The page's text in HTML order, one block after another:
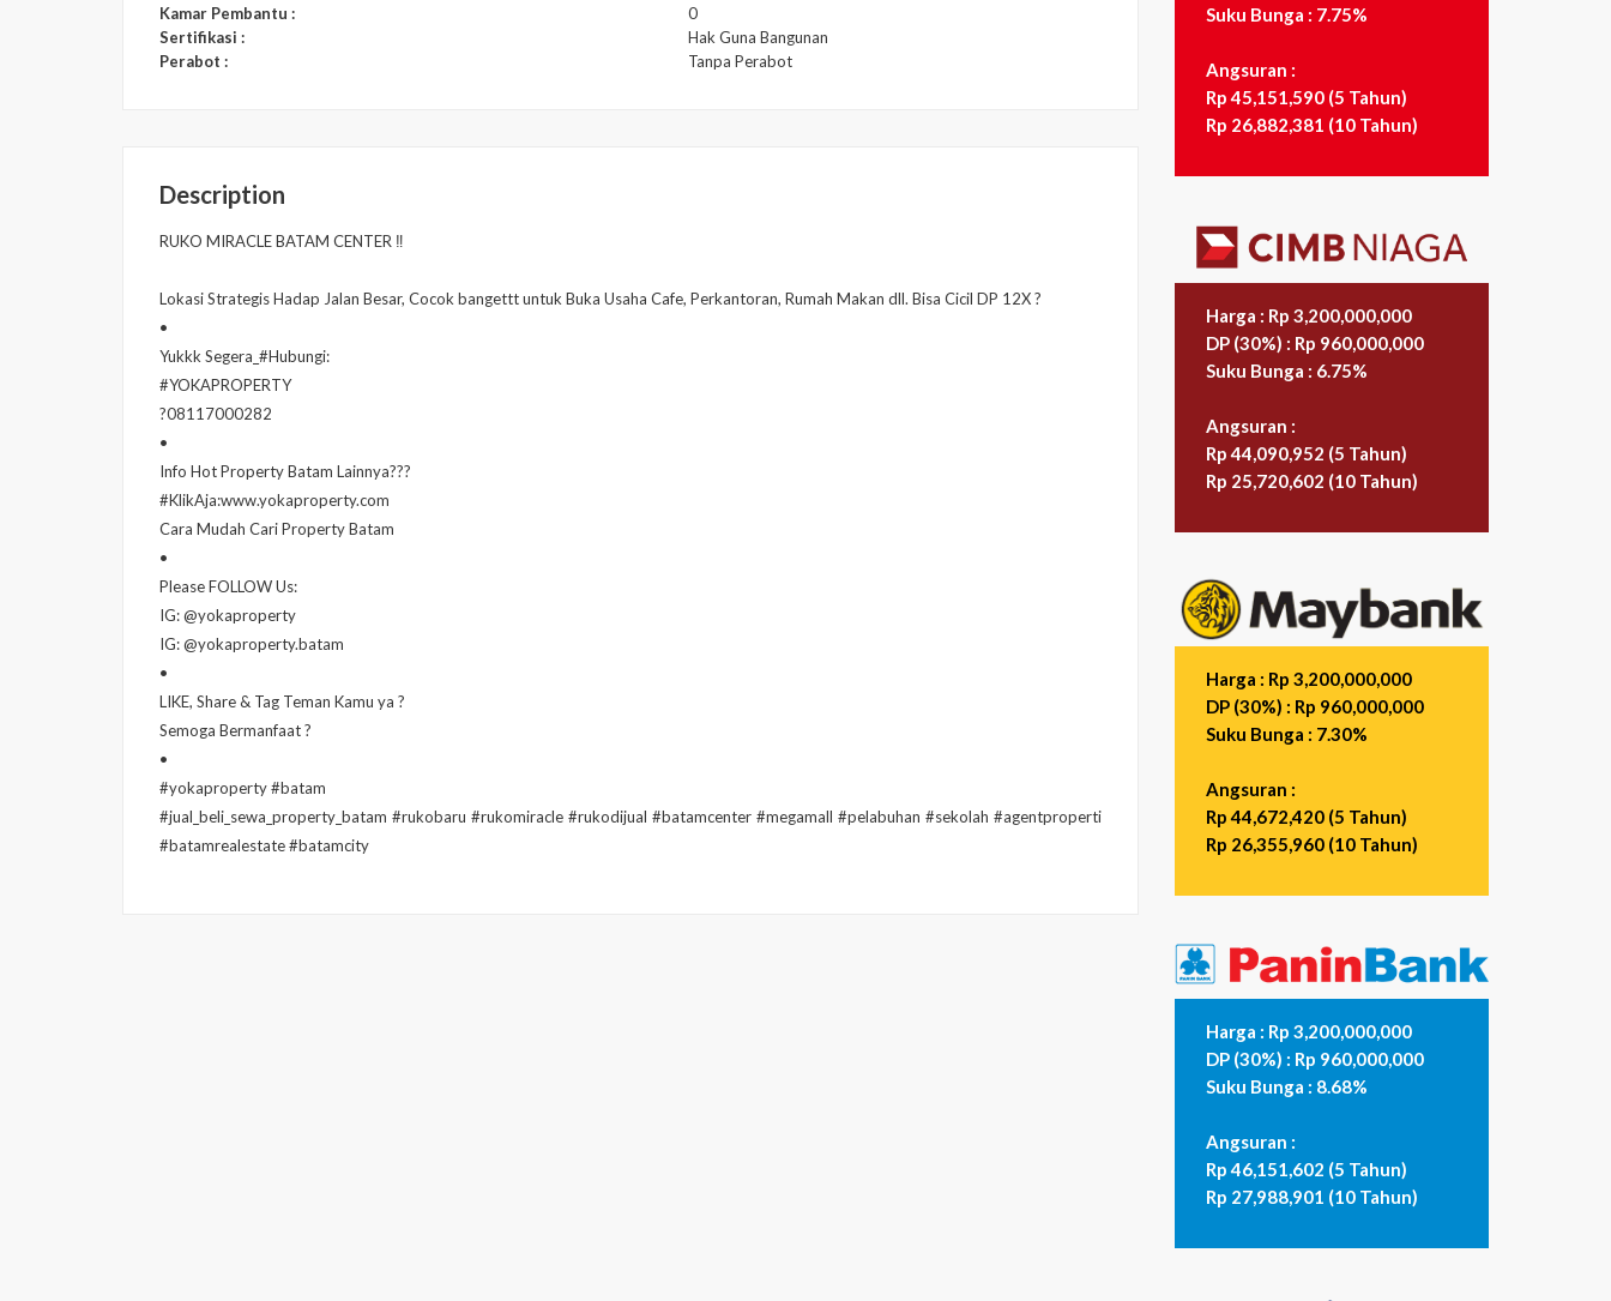
Kamar Pembantu :
0
Sertifikasi :
Hak Guna Bangunan
Perabot :
Tanpa Perabot
Description
RUKO MIRACLE BATAM CENTER ‼️
Lokasi Strategis Hadap Jalan Besar, Cocok bangettt untuk Buka Usaha Cafe, Perkantoran, Rumah Makan dll. Bisa Cicil DP 12X ?
•
Yukkk Segera_#Hubungi:
#YOKAPROPERTY
?08117000282
•
Info Hot Property Batam Lainnya???
#KlikAja:www.yokaproperty.com
Cara Mudah Cari Property Batam
•
Please FOLLOW Us:
IG: @yokaproperty
IG: @yokaproperty.batam
•
LIKE, Share & Tag Teman Kamu ya ?
Semoga Bermanfaat ?
•
#yokaproperty #batam
#jual_beli_sewa_property_batam #rukobaru #rukomiracle #rukodijual #batamcenter #megamall #pelabuhan #sekolah #agentproperti
#batamrealestate #batamcity
Suku Bunga : 7.75%
Angsuran :
Rp 45,151,590 (5 Tahun)
Rp 26,882,381 (10 Tahun)
Harga : Rp 3,200,000,000
DP (30%) : Rp 960,000,000
Suku Bunga : 6.75%
Angsuran :
Rp 44,090,952 (5 Tahun)
Rp 25,720,602 (10 Tahun)
Harga : Rp 3,200,000,000
DP (30%) : Rp 960,000,000
Suku Bunga : 7.30%
Angsuran :
Rp 44,672,420 (5 Tahun)
Rp 26,355,960 (10 Tahun)
Harga : Rp 3,200,000,000
DP (30%) : Rp 960,000,000
Suku Bunga : 8.68%
Angsuran :
Rp 46,151,602 (5 Tahun)
Rp 27,988,901 (10 Tahun)